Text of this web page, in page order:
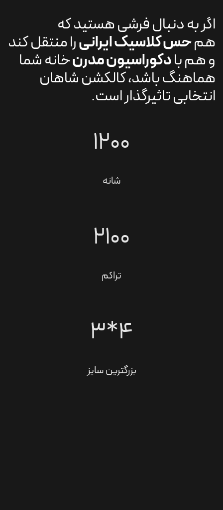
اگر به دنبال فرشی هستید که
همحس کلاسیک ایرانیرا منتقل کند
و هم بادکوراسیون مدرنخانه شما
هماهنگ باشد، کالکشن شاهان
انتخابی تاثیرگذار است.
1200
شانه
2100
تراکم
۴*۳
بزرگترین سایز